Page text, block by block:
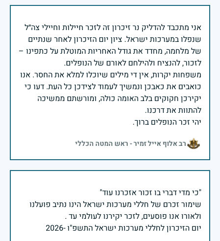
אני מתכבד להדליק נר זיכרון זה לזכר חיילות וחיילי צה״ל
שנפלו במערכות ישראל. ציון יום הזיכרון לאחר שנתיים
של מלחמה, מחדד את גודל האחריות המוטלת על כתפינו –
משפחות יקרות, אין די מילים שיוכלו למלא את החסר. אנו
כואבים את כאבכן ונמשיך לעמוד לצידכן כל העת. דעו כי
יקירכן חקוקים בלב האומה כולה, ומורשתם ממשיכה
יהי זכר הנופלים ברוך.
רב אלוף אייל זמיר - ראש המטה הכללי
שימור זכרם של חללי מערכות ישראל הינו נתיב פועלנו
יום הזיכרון לחללי מערכות ישראל התשפ"ו -2026